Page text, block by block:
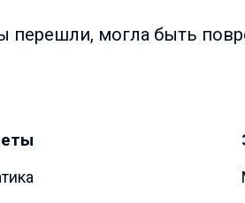
перешли, могла быть